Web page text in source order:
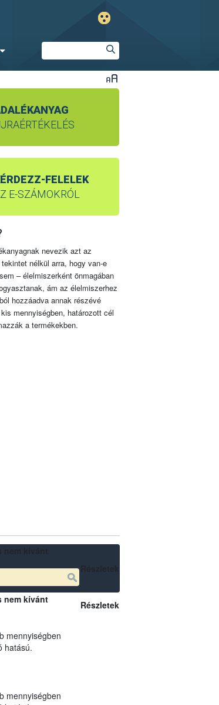
FELELEK
E-SZÁMOKRÓL
nevezik azt az
nélkül arra, hogy van-e
– élelmiszerként önmagában
ám az élelmiszerhez
hozzáadva annak részévé
mennyiségben, határozott cél
a termékekben.
nem kívánt
Részletek
mennyiségben
hatású.
mennyiségben